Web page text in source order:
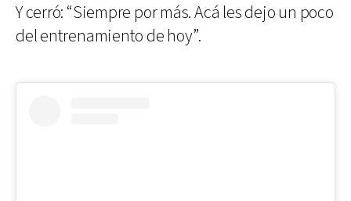
Y cerró: “Siempre por más. Acá les dejo un poco
del entrenamiento de hoy”.